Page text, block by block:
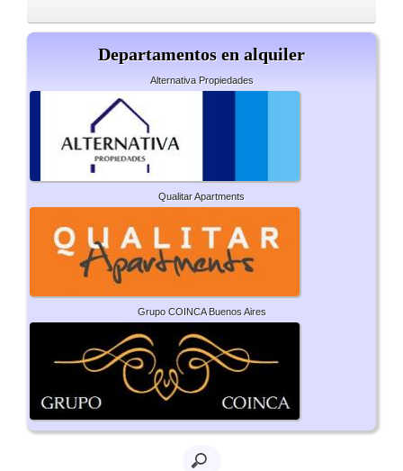
Departamentos en alquiler
Alternativa Propiedades
Qualitar Apartments
Grupo COINCA Buenos Aires